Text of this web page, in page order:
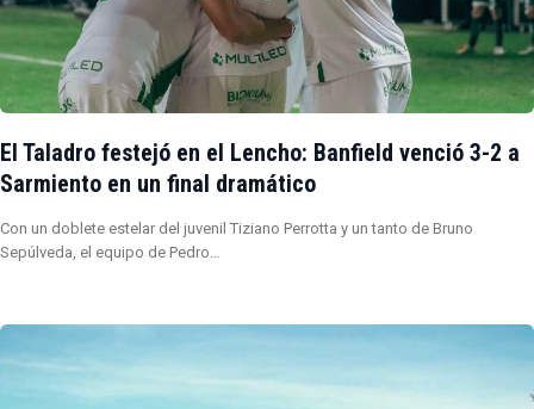
El Taladro festejó en el Lencho: Banfield venció 3-2 a
Sarmiento en un final dramático
Con un doblete estelar del juvenil Tiziano Perrotta y un tanto de Bruno
Sepúlveda, el equipo de Pedro…